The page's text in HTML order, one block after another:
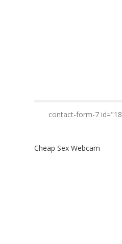
[contact-form-7
Cheap Sex Webcam